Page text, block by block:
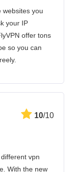
websites you
your IP
offer tons
so you can
10/10
vpn
With the new